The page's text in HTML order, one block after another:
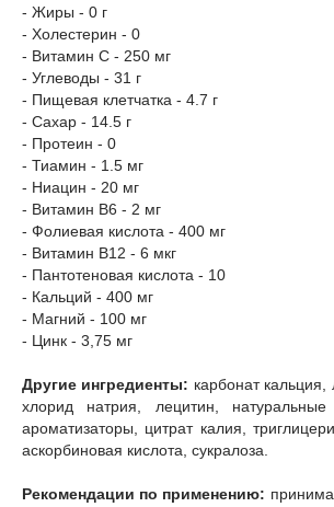
- Жиры - 0 г
- Холестерин - 0
- Витамин С - 250 мг
- Углеводы - 31 г
- Пищевая клетчатка - 4.7 г
- Сахар - 14.5 г
- Протеин - 0
- Тиамин - 1.5 мг
- Ниацин - 20 мг
- Витамин B6 - 2 мг
- Фолиевая кислота - 400 мг
- Витамин B12 - 6 мкг
- Пантотеновая кислота - 10
- Кальций - 400 мг
- Магний - 100 мг
- Цинк - 3,75 мг
Другие ингредиенты: карбонат кальция,
хлорид натрия, лецитин, натуральные
ароматизаторы, цитрат калия,
аскорбиновая кислота, сукралоза.
Рекомендации по применению: